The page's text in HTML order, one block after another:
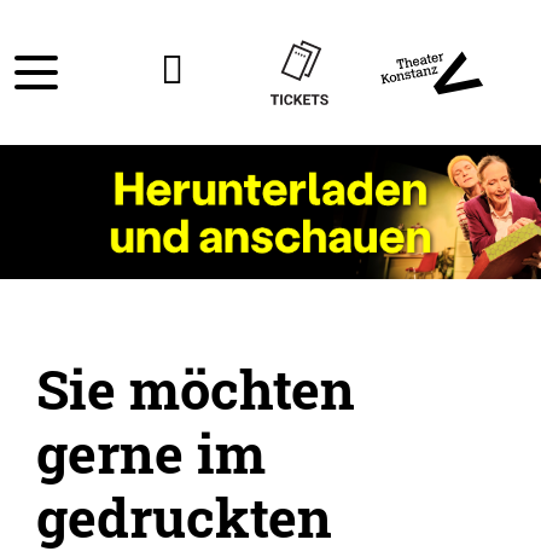
Sie möchten
gerne im
gedruckten